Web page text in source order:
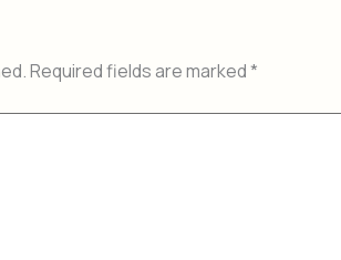
Required fields are marked*